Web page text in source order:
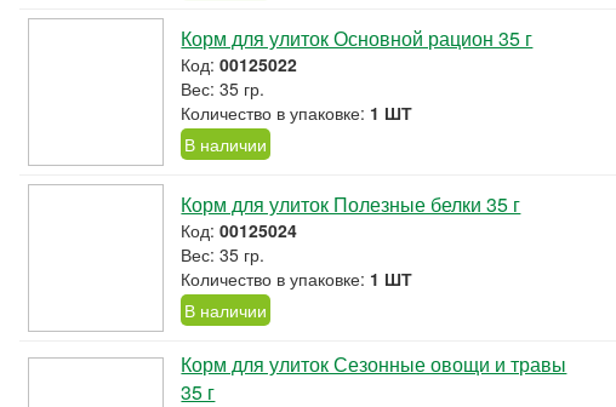
Корм для улиток Основной рацион 35 г
Код:00125022
Вес: 35 гр.
Количество в упаковке: 1 ШТ
В наличии
Корм для улиток Полезные белки 35 г
Код:00125024
Вес: 35 гр.
Количество в упаковке: 1 ШТ
В наличии
Корм для улиток Сезонные овощи и травы
35 г